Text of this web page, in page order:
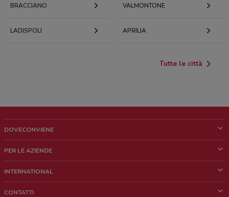
BRACCIANO VALMONTONE
LADISPOLI APRILIA
Tutte le città
DOVECONVIENE
Chi siamo
Lavora con noi
PER LE AZIENDE
Richieste commerciali e marketing
INTERNATIONAL
CONTATTI